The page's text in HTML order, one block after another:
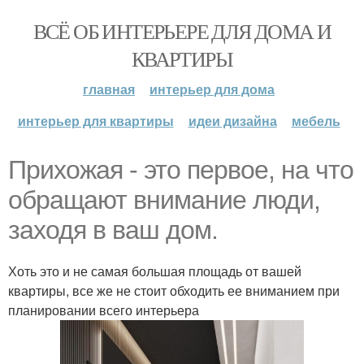
ВСЁ ОБ ИНТЕРЬЕРЕ ДЛЯ ДОМА И
КВАРТИРЫ
главная
интерьер для дома
интерьер для квартиры
идеи дизайна мебель
Прихожая - это первое, на что
обращают внимание люди,
заходя в ваш дом.
Хоть это и не самая большая площадь от вашей
квартиры, все же не стоит обходить ее вниманием при
планировании всего интерьера